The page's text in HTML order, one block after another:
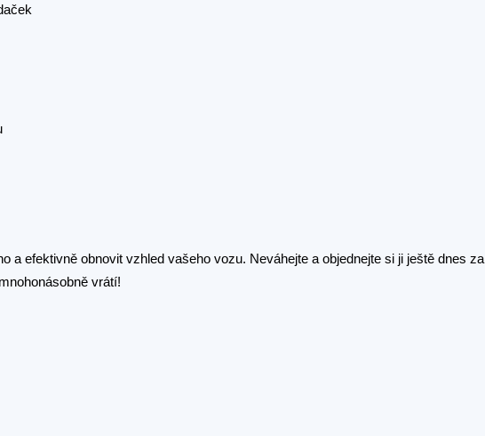
a efektivně obnovit vzhled vašeho vozu. Neváhejte a objednejte si ji ještě dnes za
vrátí!